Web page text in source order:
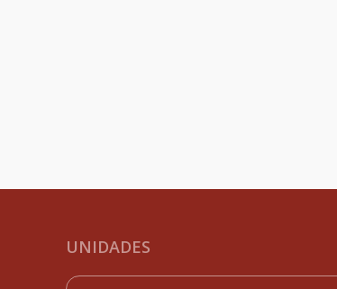
UNIDADES